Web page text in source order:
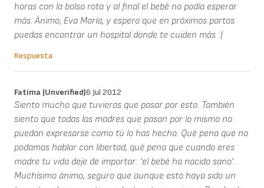
horas con la bolsa rota y al final el bebé no podía esperar
más. Ánimo, Eva María, y espero que en próximos partos
puedas encontrar un hospital donde te cuiden más :(
Respuesta
Fatima (unverified)6 Jul 2012
Siento mucho que tuvieras que pasar por esto. También
siento que todas las madres que pasan por lo mismo no
puedan expresarse como tú lo has hecho. Qué pena que no
podamos hablar con libertad, qué pena que cuando eres
madre tu vida deje de importar: 'el bebé ha nacido sano'.
Muchísimo ánimo, seguro que aunque esto haya sido un